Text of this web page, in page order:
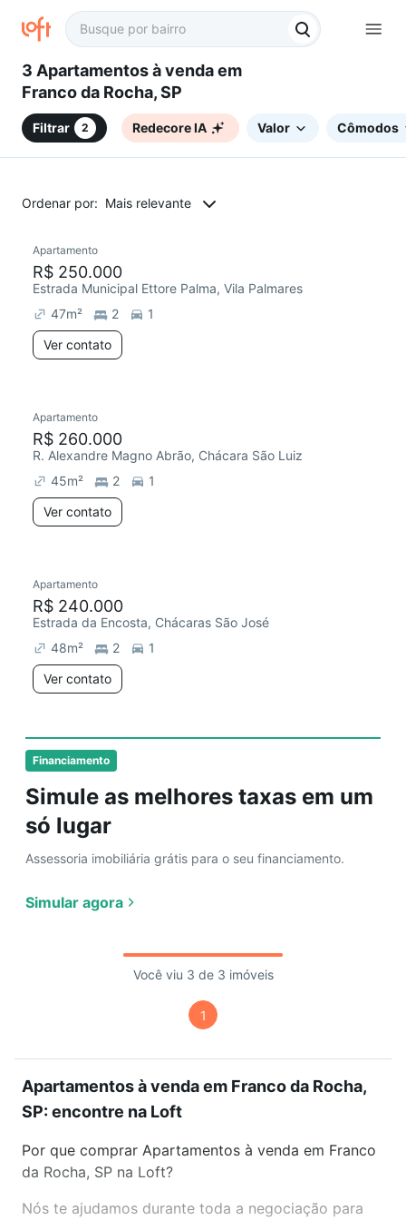
3 Apartamentos à venda em
Franco da Rocha, SP
Filtrar 2 Redecore IA Valor Cômodos
Ordenar por: Mais relevante
Financiamento
Simule as melhores taxas em um
só lugar
Assessoria imobiliária grátis para o seu financiamento.
Simular agora
Redecorar
Apartamento
R$ 250.000
Estrada Municipal Ettore Palma, Vila Palmares
47m² 2
1
Ver contato
Redecorar
Apartamento
R$ 260.000
R. Alexandre Magno Abrão, Chácara São Luiz
45m² 2
1
Ver contato
Apartamento
R$ 240.000
Estrada da Encosta, Chácaras São José
48m² 2
1
Ver contato
Você viu 3 de 3 imóveis
1
Apartamentos à venda em Franco da Rocha,
SP: encontre na Loft
Por que comprar Apartamentos à venda em Franco
da Rocha, SP na Loft?
Nós te ajudamos durante toda a negociação para